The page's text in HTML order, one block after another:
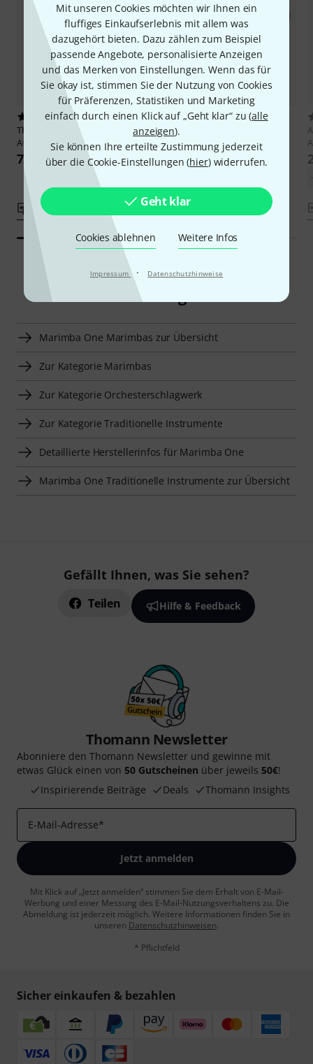
Mit unseren Cookies möchten wir Ihnen ein
fluffiges Einkaufserlebnis mit allem was
dazugehört bieten. Dazu zählen zum Beispiel
passende Angebote, personalisierte Anzeigen
und das Merken von Einstellungen. Wenn das für
Sie okay ist, stimmen Sie der Nutzung von Cookies
für Präferenzen, Statistiken und Marketing
einfach durch einen Klick auf „Geht klar“ zu (alle
anzeigen).
Sie können Ihre erteilte Zustimmung jederzeit
über die Cookie-Einstellungen (hier) widerrufen.
Geht klar
Cookies ablehnen Weitere Infos
Impressum · Datenschutzhinweise
1
Thomann
Marimba THM5.0A
A=442Hz
7.498 €
Vergleichen
25
Thomann
3.298 €
Vergleichen
Smart Navigator
Marimba One Marimbas zur Übersicht
Zur Kategorie Marimbas
Zur Kategorie Orchesterschlagwerk
Zur Kategorie Traditionelle Instrumente
Detaillierte Herstellerinfos für Marimba One
Marimba One Traditionelle Instrumente zur Übersicht
Gefällt Ihnen, was Sie sehen?
Teilen Hilfe & Feedback
Thomann Newsletter
Abonniere den Thomann Newsletter und gewinne mit
etwas Glück einen von 50 Gutscheinen über jeweils 50€!
Inspirierende Beiträge
Deals Thomann Insights
E-Mail-Adresse*
Jetzt anmelden
Mit Klick auf „Jetzt anmelden“ stimmen Sie dem Erhalt von E-Mail-
Werbung und einer Messung des E-Mail-Nutzungsverhaltens zu. Die
Abmeldung ist jederzeit möglich. Weitere Informationen finden Sie in
unseren Datenschutzhinweisen.
* Pflichtfeld
Sicher einkaufen & bezahlen